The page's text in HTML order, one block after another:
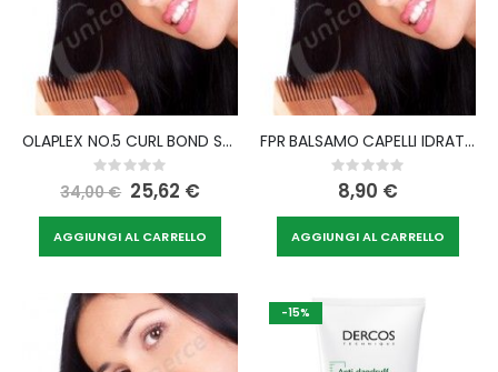
OLAPLEX NO.5 CURL BOND SHAPER HYDRATING CONDITIONER
Rating:
0%
34,00 € Special
Price
25,62 €
AGGIUNGI AL CARRELLO
FPR BALSAMO CAPELLI IDRATANTE 200 ML
Rating:
0%
8,90 €
AGGIUNGI AL CARRELLO
-15%